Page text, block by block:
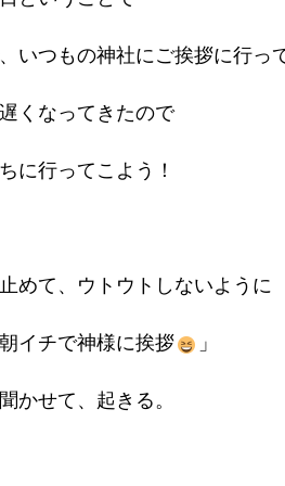
いつもの神社にご挨拶に行っ
くなってきたので
に行ってこよう！
めて、ウトウトしないように
イチで神様に挨拶 」
かせて、起きる。